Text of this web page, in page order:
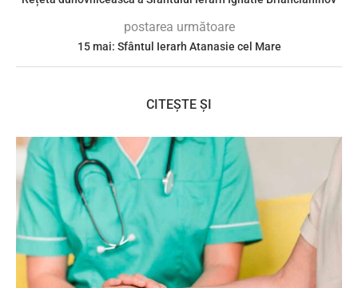
postarea următoare
15 mai: Sfântul Ierarh Atanasie cel Mare
CITEȘTE ȘI